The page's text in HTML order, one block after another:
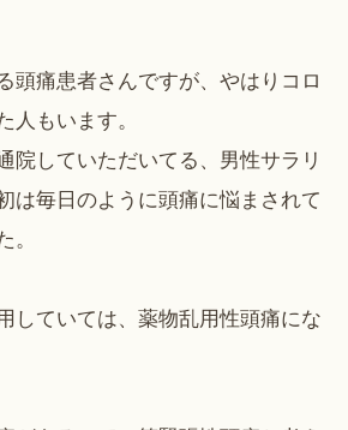
頭痛患者さんですが、やはりコロ
人もいます。
院していただいてる、男性サラリ
は毎日のように頭痛に悩まされて
。
していては、薬物乱用性頭痛にな